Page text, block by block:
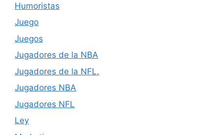
Humoristas
Juego
Juegos
Jugadores de la NBA
Jugadores de la NFL.
Jugadores NBA
Jugadores NFL
Ley